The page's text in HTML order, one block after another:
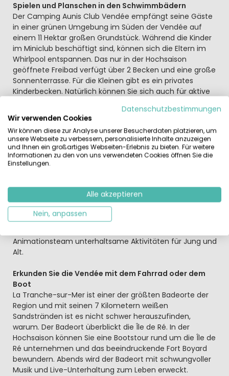
Spielen und Planschen in den Schwimmbädern
Der Camping Aunis Club Vendée empfängt seine Gäste
in einer grünen Umgebung im Süden der Vendée auf
einem 11 Hektar großen Grundstück. Während die Kinder
im Miniclub beschäftigt sind, können sich die Eltern im
Whirlpool entspannen. Das nur in der Hochsaison
geöffnete Freibad verfügt über 2 Becken und eine große
Sonnenterrasse. Für die Kleinen gibt es ein privates
Kinderbecken. Natürlich können Sie sich auch für aktive
entscheiden. Hier gibt es für jedes Alter etwas zu
unternehmen. WLAN auf dem gesamten Campingplatz.
Wie wäre es mit Reiten, Windsurfen oder Wandern? An
der Atlantikküste ist alles möglich. Bequemlichkeit dient
den Menschen, auch auf dem Campingplatz Aunis Club
mieten, es gibt einen Fahrradverleih, ein Geschäft, ein
Restaurant, eine Snackbar, Internet auf dem gesamten
Campingplatz, eine Bar mit TV und einen kostenlosen
Shuttleservice zum Strand und ins Zentrum von La
Animationsteam unterhaltsame Aktivitäten für Jung und
Alt.
Erkunden Sie die Vendée mit dem Fahrrad oder dem
Boot
La Tranche-sur-Mer ist einer der größten Badeorte der
Region und mit seinen 7 Kilometern weißen
Sandstränden ist es nicht schwer herauszufinden,
warum. Der Badeort überblickt die Île de Ré. In der
Hochsaison können Sie eine Bootstour rund um die Île de
Ré unternehmen und das beeindruckende Fort Boyard
bewundern. Abends wird der Badeort mit schwungvoller
Musik und Live-Unterhaltung zum Leben erweckt.
Datenschutzbestimmungen
Wir verwenden Cookies
Wir können diese zur Analyse unserer Besucherdaten platzieren, um
unsere Webseite zu verbessern, personalisierte Inhalte anzuzeigen
und Ihnen ein großartiges Webseiten-Erlebnis zu bieten. Für weitere
Informationen zu den von uns verwendeten Cookies öffnen Sie die
Einstellungen.
Alle akzeptieren
Nein, anpassen